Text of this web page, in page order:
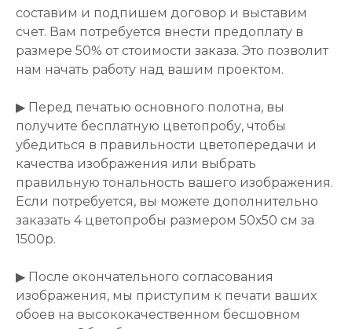
составим и подпишем договор и выставим
счет. Вам потребуется внести предоплату в
размере 50% от стоимости заказа. Это позволит
нам начать работу над вашим проектом.
▶ Перед печатью основного полотна, вы
получите бесплатную цветопробу, чтобы
убедиться в правильности цветопередачи и
качества изображения или выбрать
правильную тональность вашего изображения.
Если потребуется, вы можете дополнительно
заказать 4 цветопробы размером 50х50 см за
1500р.
▶ После окончательного согласования
изображения, мы приступим к печати ваших
обоев на высококачественном бесшовном